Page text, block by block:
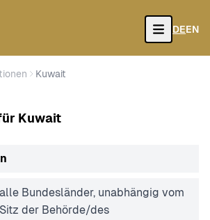
Open
DEEN
Kuwait
Kuwait
alle Bundesländer, unabhängig vom
Sitz der Behörde/des